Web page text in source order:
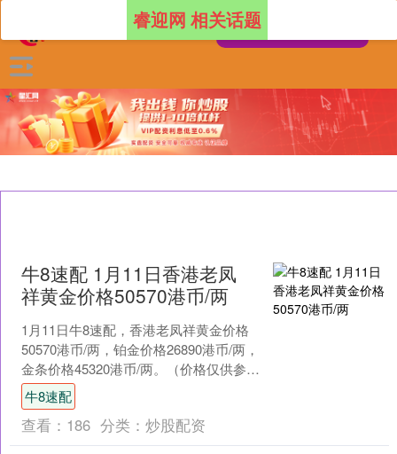
睿迎网 相关话题
牛8速配 1月11日香港老凤
祥黄金价格50570港币/两
1月11日牛8速配，香港老凤祥黄金价格
50570港币/两，铂金价格26890港币/两，
金条价格45320港币/两。（价格仅供参
考，以门店实际为准）同日上海黄金
交....
牛8速配
查看： 186 分类： 炒股配资